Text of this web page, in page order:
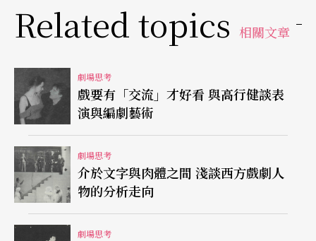
得不令人質疑，是否也會像「原舞者」那樣，愈來
愈陷入以人類學家的術語來表達自己？從原舞者歷
年來的表演一直未及處理自己與「他者」的關係，
而一直繞在所謂「傳統」歌舞的再現及傳播來看，
似乎也已經把原住民變成非原住民對其文化幻想的
一部分。況且這個再現的過程，更因爲這樣的「文
化幻想」也是原住民樂意於接受的，而讓原住民對
於自身所處之當代社會的敘述，漸漸變成「報導文
學」的素材而已。
Related topics 相關文章
劇場思考
戲要有「交流」才好看 與高行健談表
演與編劇藝術
劇場思考
介於文字與肉體之間 淺談西方戲劇人
物的分析走向
劇場思考